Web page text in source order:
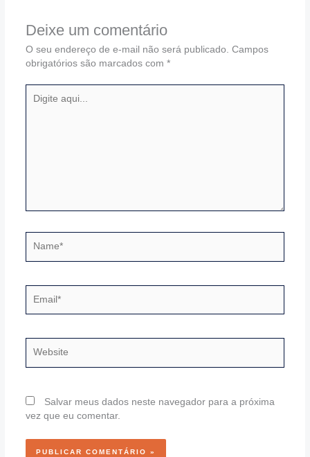
Deixe um comentário
O seu endereço de e-mail não será publicado. Campos
obrigatórios são marcados com *
aqui...
Salvar meus dados neste navegador para a próxima
vez que eu comentar.